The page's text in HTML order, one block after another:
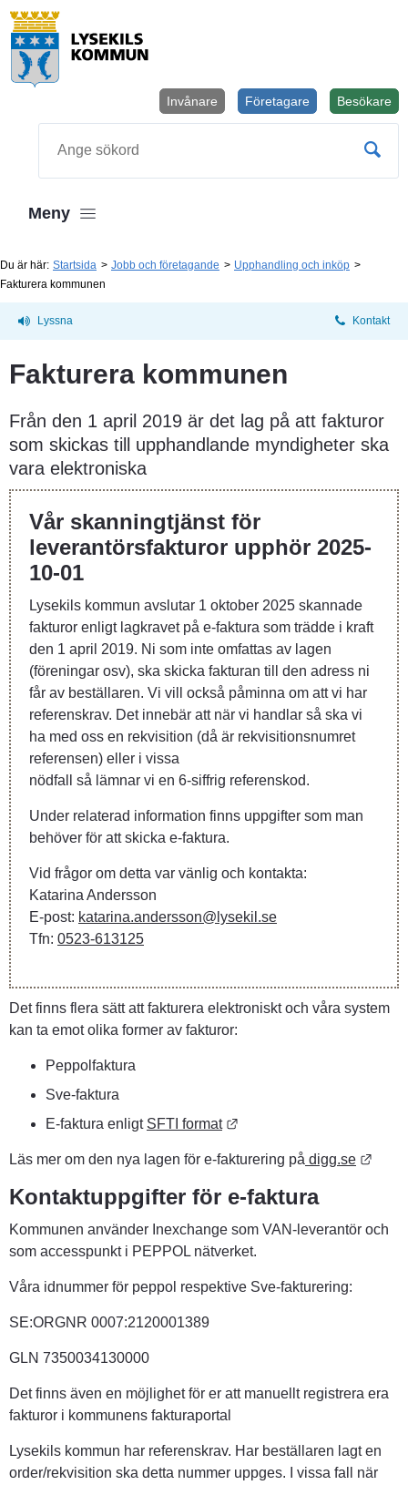
Besökare
Företagare
Invånare
Meny
Du är här: Startsida Jobb och företagande
Upphandling och inköp
Fakturera kommunen
Lyssna Kontakt
Fakturera kommunen
Från den 1 april 2019 är det lag på att fakturor
som skickas till upphandlande myndigheter ska
vara elektroniska
Vår skanningtjänst för
leverantörsfakturor upphör 2025-
10-01
Lysekils kommun avslutar 1 oktober 2025 skannade
fakturor enligt lagkravet på e-faktura som trädde i kraft
den 1 april 2019. Ni som inte omfattas av lagen
(föreningar osv), ska skicka fakturan till den adress ni
får av beställaren. Vi vill också påminna om att vi har
referenskrav. Det innebär att när vi handlar så ska vi
ha med oss en rekvisition (då är rekvisitionsnumret
referensen) eller i vissa
nödfall så lämnar vi en 6-siffrig referenskod.
Under relaterad information finns uppgifter som man
behöver för att skicka e-faktura.
Vid frågor om detta var vänlig och kontakta:
Katarina Andersson
E-post: katarina.andersson@lysekil.se
Tfn: 0523-613125
Det finns flera sätt att fakturera elektroniskt och våra system
kan ta emot olika former av fakturor:
Peppolfaktura
Sve-faktura
E-faktura enligt SFTI format
Läs mer om den nya lagen för e-fakturering på digg.se
Kontaktuppgifter för e-faktura
Kommunen använder Inexchange som VAN-leverantör och
som accesspunkt i PEPPOL nätverket.
Våra idnummer för peppol respektive Sve-fakturering:
SE:ORGNR 0007:2120001389
GLN 7350034130000
Det finns även en möjlighet för er att manuellt registrera era
fakturor i kommunens fakturaportal
Lysekils kommun har referenskrav. Har beställaren lagt en
order/rekvisition ska detta nummer uppges. I vissa fall när